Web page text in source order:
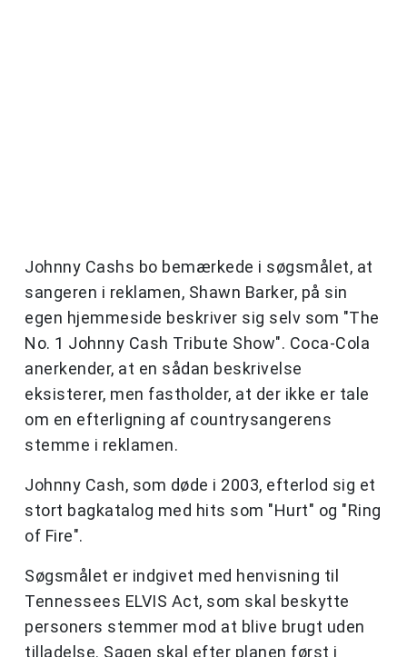
Johnny Cashs bo bemærkede i søgsmålet, at
sangeren i reklamen, Shawn Barker, på sin
egen hjemmeside beskriver sig selv som "The
No. 1 Johnny Cash Tribute Show". Coca-Cola
anerkender, at en sådan beskrivelse
eksisterer, men fastholder, at der ikke er tale
om en efterligning af countrysangerens
stemme i reklamen.
Johnny Cash, som døde i 2003, efterlod sig et
stort bagkatalog med hits som "Hurt" og "Ring
of Fire".
Søgsmålet er indgivet med henvisning til
Tennessees ELVIS Act, som skal beskytte
personers stemmer mod at blive brugt uden
tilladelse. Sagen skal efter planen først i